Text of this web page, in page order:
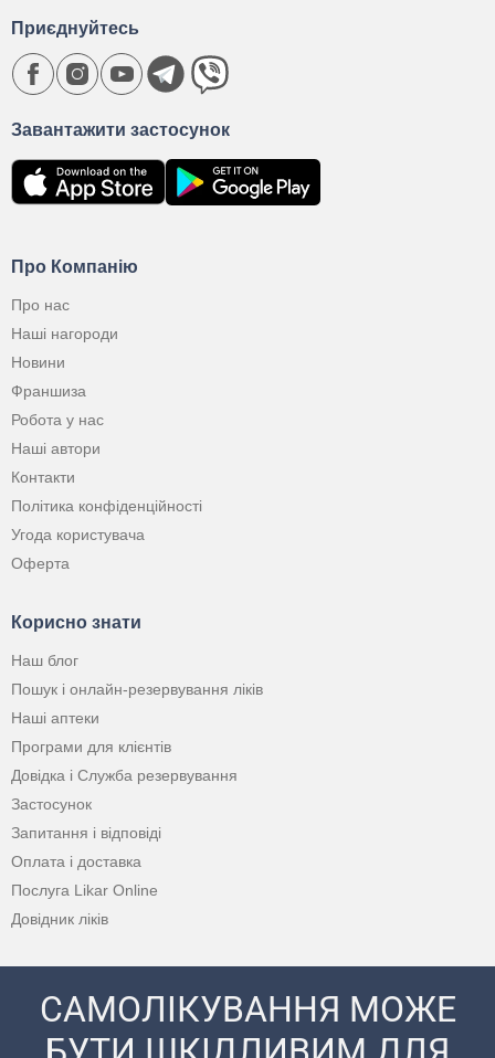
Про Компанію
Про нас
Наші нагороди
Новини
Франшиза
Робота у нас
Наші автори
Контакти
Політика конфіденційності
Угода користувача
Оферта
Корисно знати
Наш блог
Пошук і онлайн-резервування ліків
Наші аптеки
Програми для клієнтів
Довідка і Служба резервування
Застосунок
Запитання і відповіді
Оплата і доставка
Послуга Likar Online
Довідник ліків
Завантажити застосунок
Приєднуйтесь
САМОЛІКУВАННЯ МОЖЕ